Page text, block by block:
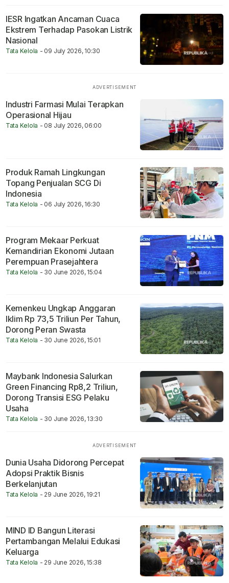
IESR Ingatkan Ancaman Cuaca
Ekstrem Terhadap Pasokan Listrik
Nasional
Tata Kelola - 09 July 2026, 10:30
Industri Farmasi Mulai Terapkan
Operasional Hijau
Tata Kelola - 08 July 2026, 06:00
Produk Ramah Lingkungan
Topang Penjualan SCG Di
Indonesia
Tata Kelola - 06 July 2026, 16:30
Program Mekaar Perkuat
Kemandirian Ekonomi Jutaan
Perempuan Prasejahtera
Tata Kelola - 30 June 2026, 15:04
Kemenkeu Ungkap Anggaran
Iklim Rp 73,5 Triliun Per Tahun,
Dorong Peran Swasta
Tata Kelola - 30 June 2026, 15:01
Maybank Indonesia Salurkan
Green Financing Rp8,2 Triliun,
Dorong Transisi ESG Pelaku
Usaha
Tata Kelola - 30 June 2026, 13:30
Dunia Usaha Didorong Percepat
Adopsi Praktik Bisnis
Berkelanjutan
Tata Kelola - 29 June 2026, 19:21
MIND ID Bangun Literasi
Pertambangan Melalui Edukasi
Keluarga
Tata Kelola - 29 June 2026, 15:38